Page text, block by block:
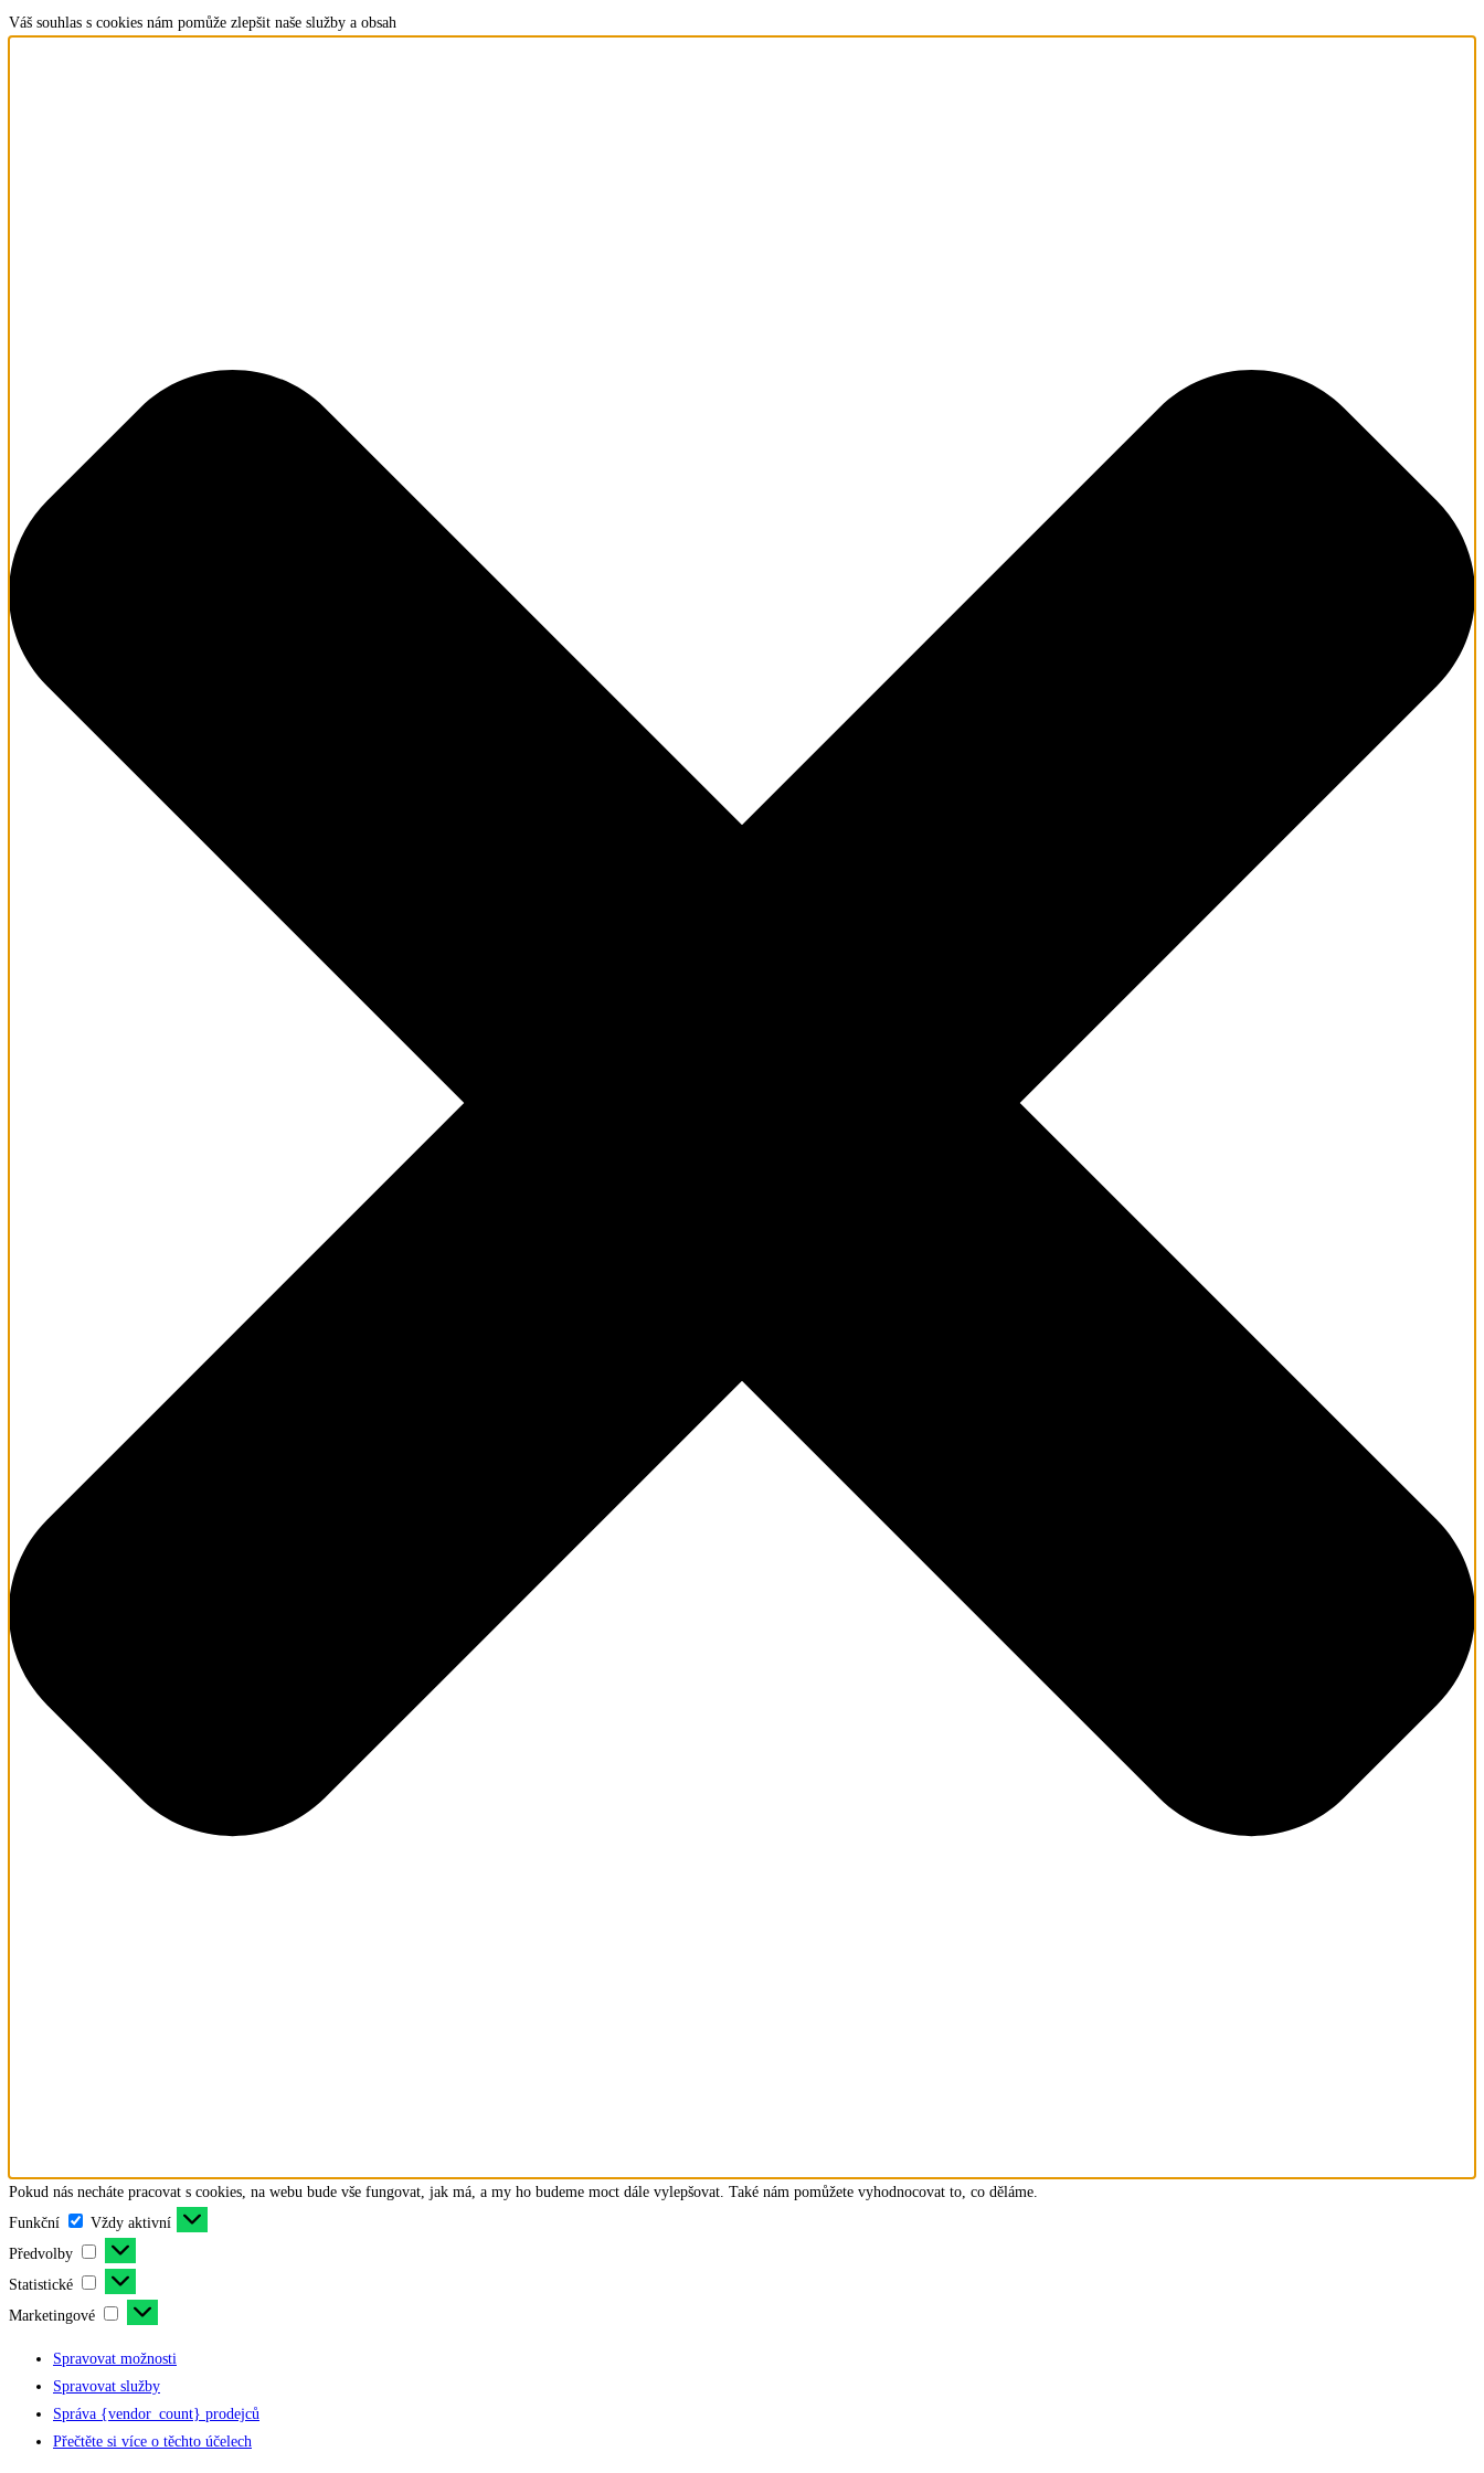
Váš souhlas s cookies nám pomůže zlepšit naše služby a obsah
Pokud nás necháte pracovat s cookies, na webu bude vše fungovat, jak má, a my ho budeme moct dále vylepšovat. Také nám pomůžete vyhodnocovat to, co děláme.
Funkční
Funkční
Vždy aktivní
Předvolby
Předvolby
Statistické Statistické
Marketingové Marketingové
Spravovat možnosti
Spravovat služby
Správa {vendor_count} prodejců
Přečtěte si více o těchto účelech